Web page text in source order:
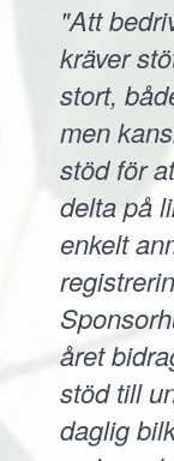
"Att
kräver
stort,
men
stöd för
delta på
enkelt
året
stöd till
daglig